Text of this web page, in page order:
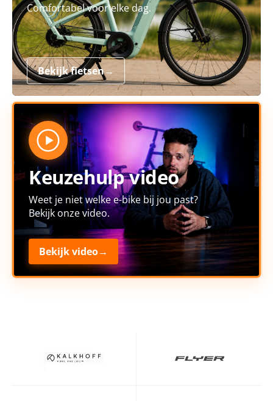
Comfortabel voor elke dag.
Bekijk fietsen→
Keuzehulp video
Weet je niet welke e-bike bij jou past?
Bekijk onze video.
Bekijk video→